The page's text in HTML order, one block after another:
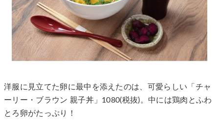
洋服に見立てた卵に最中を添えたのは、可愛らしい「チャ
ーリー・ブラウン 親子丼」1080(税抜)。中には鶏肉とふわ
とろ卵がたっぷり！